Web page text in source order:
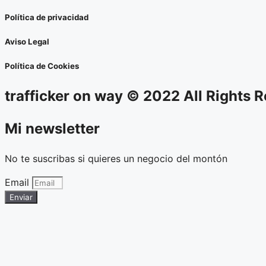
Política de privacidad
Aviso Legal
Política de Cookies
trafficker on way © 2022 All Rights
Mi newsletter
No te suscribas si quieres un negocio del montón
Email
Enviar